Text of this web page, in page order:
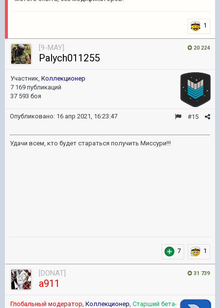
1
20 224
[9-MAY]
Palych011255
Участник, Коллекционер
7 169 публикаций
37 593 боя
#15
Опубликовано: 16 апр 2021, 16:23:47
Удачи всем, кто будет стараться получить Миссури!!!
7 1
31 739
[DONAT]
a911
Глобальный модератор, Коллекционер, Старший бета-